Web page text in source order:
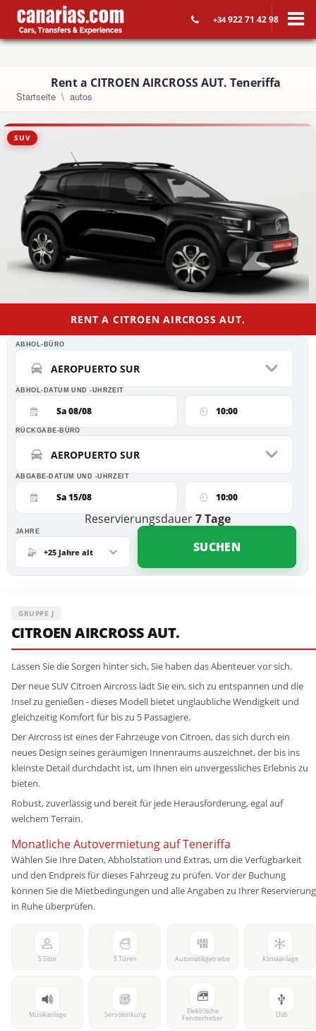
+34922 71 42 98
Rent a CITROEN AIRCROSS AUT. Teneriffa
Startseite autos
SUV
RENT A CITROEN AIRCROSS AUT.
ABHOL-BÜRO
AEROPUERTO SUR
ABHOL-DATUM UND -UHRZEIT
Sa 08/08 10:00
Reservierungsdauer7Tage
RÜCKGABE-BÜRO
AEROPUERTO SUR
ABGABE-DATUM UND -UHRZEIT
Sa 15/08 10:00
JAHRE
+25 Jahre alt SUCHEN
GRUPPE J
CITROEN AIRCROSS AUT.
Lassen Sie die Sorgen hinter sich, Sie haben das Abenteuer vor sich.
Der neue SUV Citroen Aircross lädt Sie ein, sich zu entspannen und die
Insel zu genießen - dieses Modell bietet unglaubliche Wendigkeit und
gleichzeitig Komfort für bis zu 5 Passagiere.
Der Aircross ist eines der Fahrzeuge von Citroen, das sich durch ein
neues Design seines geräumigen Innenraums auszeichnet, der bis ins
kleinste Detail durchdacht ist, um Ihnen ein unvergessliches Erlebnis zu
bieten.
Robust, zuverlässig und bereit für jede Herausforderung, egal auf
welchem Terrain.
Monatliche Autovermietung auf Teneriffa
Wählen Sie Ihre Daten, Abholstation und Extras, um die Verfügbarkeit
und den Endpreis für dieses Fahrzeug zu prüfen. Vor der Buchung
können Sie die Mietbedingungen und alle Angaben zu Ihrer Reservierung
in Ruhe überprüfen.
5 Sitze 5 Türen Automatikgetriebe Klimaanlage
Musikanlage Servolenkung
Elektrische
Fensterheber
Usb